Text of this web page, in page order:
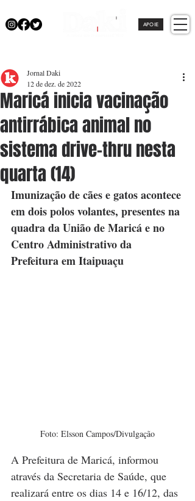
APOIE
Maricá inicia vacinação
antirrábica animal no
sistema drive-thru nesta
quarta (14)
Jornal Daki
12 de dez. de 2022
Imunização de cães e gatos acontece
em dois polos volantes, presentes na
quadra da União de Maricá e no
Centro Administrativo da
Prefeitura em Itaipuaçu
Foto: Elsson Campos/Divulgação
A Prefeitura de Maricá, informou
através da Secretaria de Saúde, que
realizará entre os dias 14 e 16/12, das